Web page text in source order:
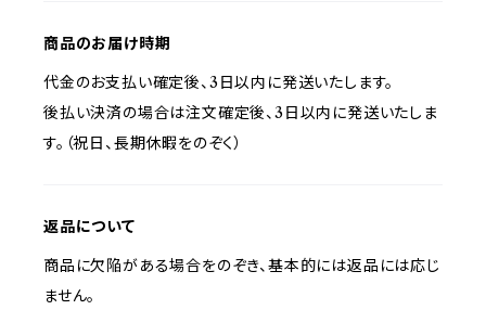
商品のお届け時期
代金のお支払い確定後、3日以内に発送いたします。
後払い決済の場合は注文確定後、3日以内に発送いたしま
す。（祝日、長期休暇をのぞく）
返品について
商品に欠陥がある場合をのぞき、基本的には返品には応じ
ません。